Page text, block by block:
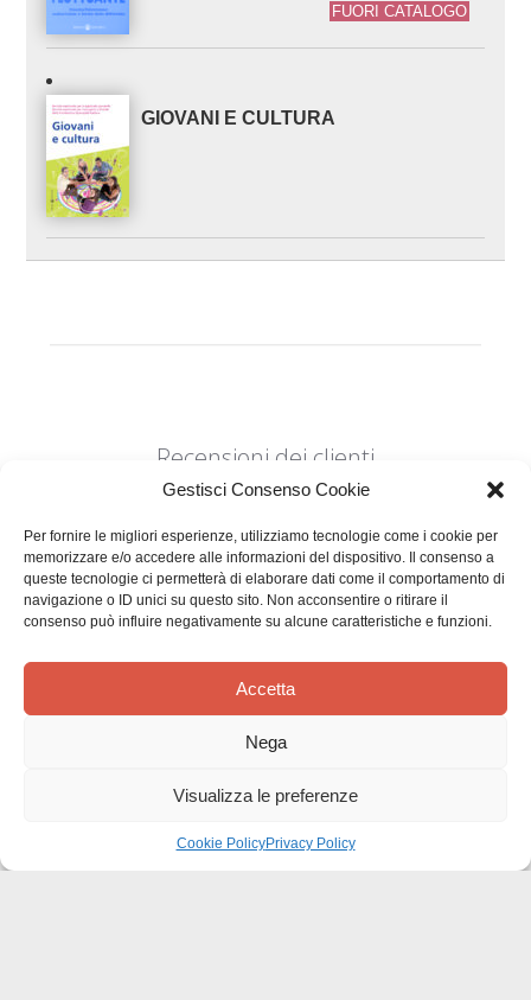
Gestisci Consenso Cookie
Per fornire le migliori esperienze, utilizziamo tecnologie come i cookie per
memorizzare e/o accedere alle informazioni del dispositivo. Il consenso a
queste tecnologie ci permetterà di elaborare dati come il comportamento di
navigazione o ID unici su questo sito. Non acconsentire o ritirare il
consenso può influire negativamente su alcune caratteristiche e funzioni.
Accetta
Nega
Visualizza le preferenze
Cookie PolicyPrivacy Policy
FUORI CATALOGO
GIOVANI E CULTURA
Recensioni dei clienti
Siamo in cerca di stelle!
Comunicaci cosa ne pensi
Sii il primo a scrivere una
recensione